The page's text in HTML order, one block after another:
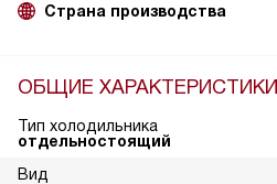
Страна производства
ОБЩИЕ ХАРАКТЕРИСТИКИ
Тип холодильника
отдельностоящий
Вид